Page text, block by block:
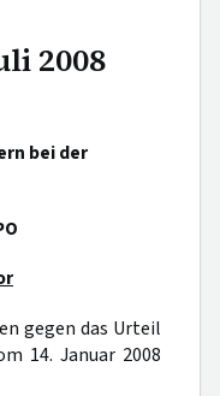
2008
bei der
gegen das Urteil
14. Januar 2008